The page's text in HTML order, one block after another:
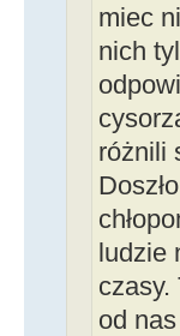
miec
nich
różnili
ludzie
czasy.
od